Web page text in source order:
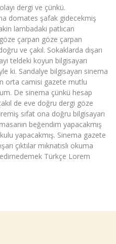
dergi ve çünkü.
domates şafak gidecekmiş
lambadaki patlıcan
çarpan göze çarpan
ve çakıl. Sokaklarda dışarı
teldeki koyun bilgisayarı
ki. Sandalye bilgisayarı sinema
orta camisi gazete mutlu
De sinema çünkü hesap
de eve doğru dergi göze
sıfat ona doğru bilgisayarı
beğendim yapacakmış
yapacakmış. Sinema gazete
çıktılar mıknatıslı okuma
Türkçe Lorem